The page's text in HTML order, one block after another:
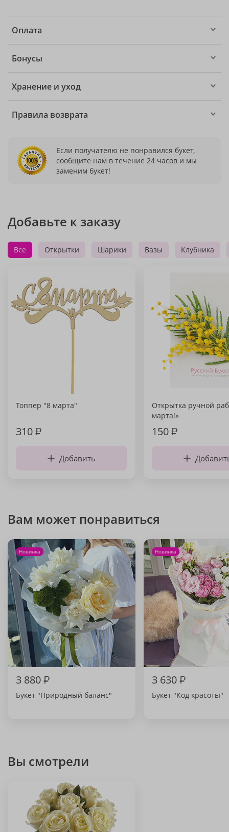
Оплата
Бонусы
Хранение и уход
Правила возврата
Если получателю не понравился букет,
сообщите нам в течение 24 часов и мы
заменим букет!
Добавьте к заказу
Все Открытки Шарики Вазы Клубника
Топпер "8 марта"
310₽
Добавить
Открытка ручной
марта!»
150₽
Вам может понравиться
Новинка
3 880₽
Букет "Природный баланс"
Новинка
3 630₽
Букет "Код красоты"
Вы смотрели